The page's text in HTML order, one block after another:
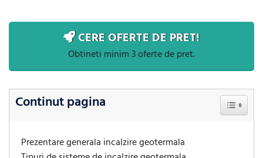
articole
CERE OFERTE DE PRET!
Obtineti minim 3 oferte de pret.
Continut pagina Toggle
Prezentare generala incalzire geotermala